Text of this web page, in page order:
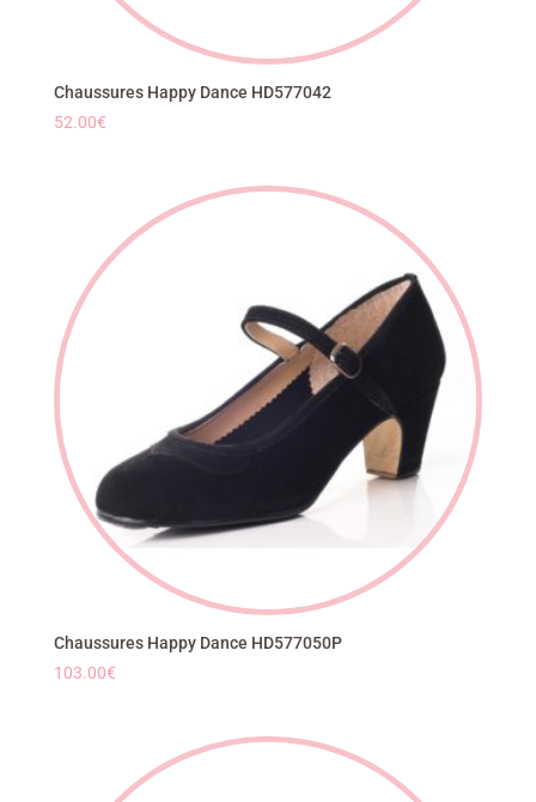
Chaussures Happy Dance HD577042
52.00€
Chaussures Happy Dance HD577050P
103.00€